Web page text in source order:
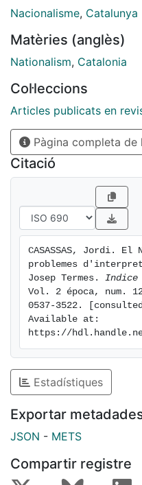
Nacionalisme, Catalunya
Matèries (anglès)
Nationalism, Catalonia
Col·leccions
Articles publicats en
Pàgina completa de
Citació
CASASSAS, Jordi. El
problemes
Josep Termes. Indice
Vol. 2 época, num.
0537-3522.
Available at:
https://
Estadístiques
Exportar
JSON - METS
Compartir registre